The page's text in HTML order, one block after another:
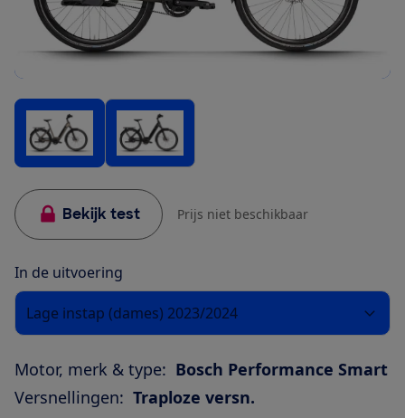
Bekijk test Prijs niet beschikbaar
In de uitvoering
Lage instap (dames) 2023/2024
Motor, merk & type: Bosch Performance Smart
Versnellingen: Traploze versn.